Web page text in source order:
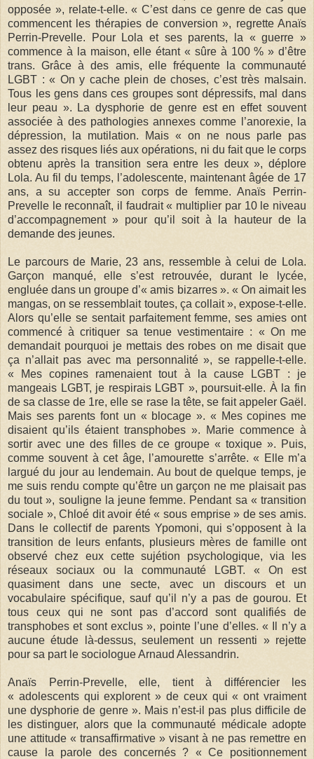
opposée », relate-t-elle. « C’est dans ce genre de cas que
commencent les thérapies de conversion », regrette Anaïs
Perrin-Prevelle. Pour Lola et ses parents, la « guerre »
commence à la maison, elle étant « sûre à 100 % » d’être
trans. Grâce à des amis, elle fréquente la communauté
LGBT : « On y cache plein de choses, c’est très malsain.
Tous les gens dans ces groupes sont dépressifs, mal dans
leur peau ». La dysphorie de genre est en effet souvent
associée à des pathologies annexes comme l’anorexie, la
dépression, la mutilation. Mais « on ne nous parle pas
assez des risques liés aux opérations, ni du fait que le corps
obtenu après la transition sera entre les deux », déplore
Lola. Au fil du temps, l’adolescente, maintenant âgée de 17
ans, a su accepter son corps de femme. Anaïs Perrin-
Prevelle le reconnaît, il faudrait « multiplier par 10 le niveau
d’accompagnement » pour qu’il soit à la hauteur de la
demande des jeunes.
Le parcours de Marie, 23 ans, ressemble à celui de Lola.
Garçon manqué, elle s’est retrouvée, durant le lycée,
engluée dans un groupe d’« amis bizarres ». « On aimait les
mangas, on se ressemblait toutes, ça collait », expose-t-elle.
Alors qu’elle se sentait parfaitement femme, ses amies ont
commencé à critiquer sa tenue vestimentaire : « On me
demandait pourquoi je mettais des robes on me disait que
ça n’allait pas avec ma personnalité », se rappelle-t-elle.
« Mes copines ramenaient tout à la cause LGBT : je
mangeais LGBT, je respirais LGBT », poursuit-elle. À la fin
de sa classe de 1re, elle se rase la tête, se fait appeler Gaël.
Mais ses parents font un « blocage ». « Mes copines me
disaient qu’ils étaient transphobes ». Marie commence à
sortir avec une des filles de ce groupe « toxique ». Puis,
comme souvent à cet âge, l’amourette s’arrête. « Elle m’a
largué du jour au lendemain. Au bout de quelque temps, je
me suis rendu compte qu’être un garçon ne me plaisait pas
du tout », souligne la jeune femme. Pendant sa « transition
sociale », Chloé dit avoir été « sous emprise » de ses amis.
Dans le collectif de parents Ypomoni, qui s’opposent à la
transition de leurs enfants, plusieurs mères de famille ont
observé chez eux cette sujétion psychologique, via les
réseaux sociaux ou la communauté LGBT. « On est
quasiment dans une secte, avec un discours et un
vocabulaire spécifique, sauf qu’il n’y a pas de gourou. Et
tous ceux qui ne sont pas d’accord sont qualifiés de
transphobes et sont exclus », pointe l’une d’elles. « Il n’y a
aucune étude là-dessus, seulement un ressenti » rejette
pour sa part le sociologue Arnaud Alessandrin.
Anaïs Perrin-Prevelle, elle, tient à différencier les
« adolescents qui explorent » de ceux qui « ont vraiment
une dysphorie de genre ». Mais n’est-il pas plus difficile de
les distinguer, alors que la communauté médicale adopte
une attitude « transaffirmative » visant à ne pas remettre en
cause la parole des concernés ? « Ce positionnement